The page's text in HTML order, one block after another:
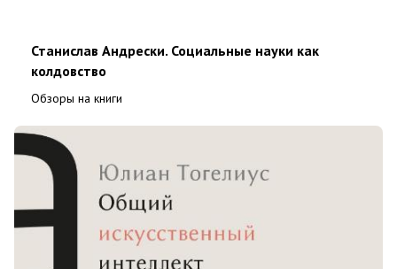
Станислав Андрески. Социальные науки как
колдовство
Обзоры на книги